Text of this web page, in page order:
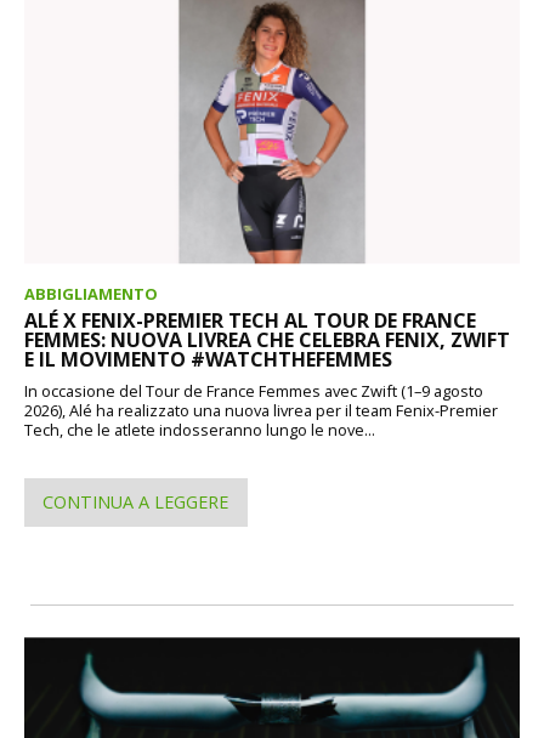
ABBIGLIAMENTO
ALÉ X FENIX-PREMIER TECH AL TOUR DE FRANCE
FEMMES: NUOVA LIVREA CHE CELEBRA FENIX, ZWIFT
E IL MOVIMENTO #WATCHTHEFEMMES
In occasione del Tour de France Femmes avec Zwift (1–9 agosto
2026), Alé ha realizzato una nuova livrea per il team Fenix-Premier
Tech, che le atlete indosseranno lungo le nove...
CONTINUA A LEGGERE